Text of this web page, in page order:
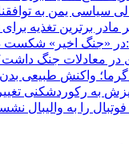
سیاسی یمن به
برترین تغذیه برای
«جنگ اخیر» شکست
واکنش طبیعی
به رکوردشکنی
را به والیبال